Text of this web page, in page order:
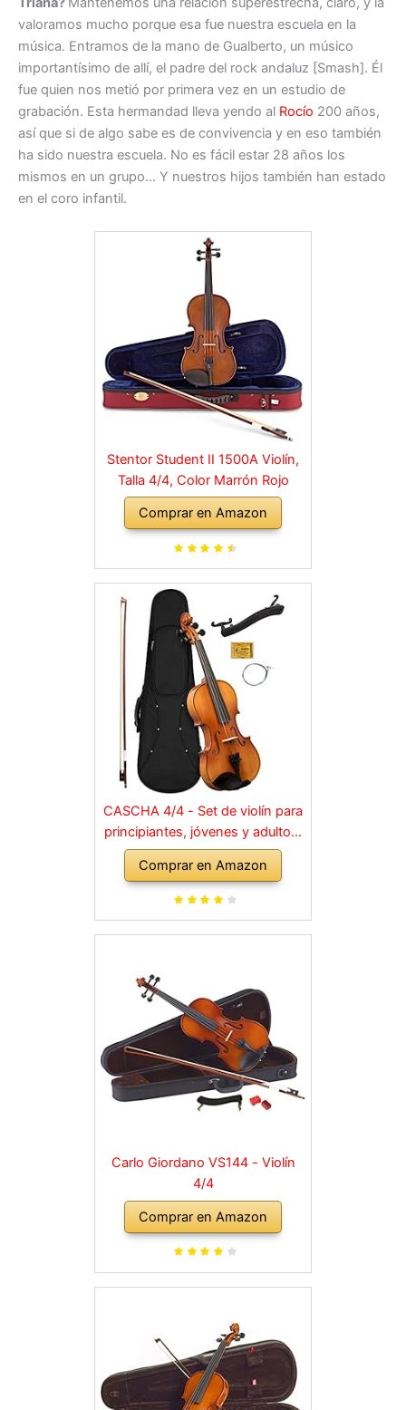
valoramos mucho porque esa fue nuestra escuela en la
música. Entramos de la mano de Gualberto, un músico
importantísimo de allí, el padre del rock andaluz [Smash]. Él
fue quien nos metió por primera vez en un estudio de
grabación. Esta hermandad lleva yendo al Rocío 200 años,
así que si de algo sabe es de convivencia y en eso también
ha sido nuestra escuela. No es fácil estar 28 años los
mismos en un grupo… Y nuestros hijos también han estado
en el coro infantil.
Stentor Student II 1500A Violín,
Talla 4/4, Color Marrón Rojo
Comprar en Amazon
CASCHA 4/4 - Set de violín para
principiantes, jóvenes y adultos,
violín macizo con arco, colofonia,
cuerdas de repuesto, soporte
para hombro, maletín, abeto
Comprar en Amazon
Carlo Giordano VS144 - Violín
4/4
Comprar en Amazon